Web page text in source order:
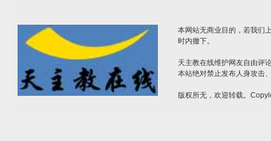
本网站无商业目的，若我们
时内撤下。
天主教在线维护网友自由评
本站绝对禁止发布人身攻击
版权所无，欢迎转载。